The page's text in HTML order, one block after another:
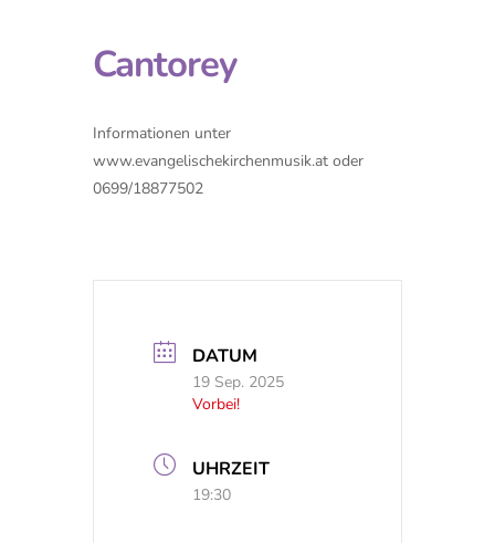
Cantorey
Informationen unter
www.evangelischekirchenmusik.at oder
0699/18877502
DATUM
19 Sep. 2025
Vorbei!
UHRZEIT
19:30